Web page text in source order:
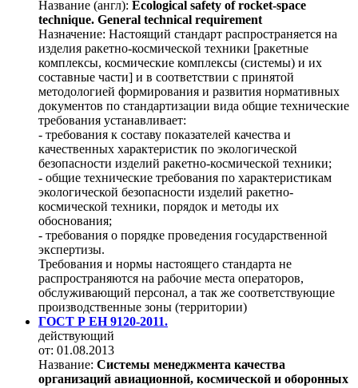
Название (англ): Ecological safety of rocket-space
technique. General technical requirement
Назначение: Настоящий стандарт распространяется на
изделия ракетно-космической техники [ракетные
комплексы, космические комплексы (системы) и их
составные части] и в соответствии с принятой
методологией формирования и развития нормативных
документов по стандартизации вида общие технические
требования устанавливает:
- требования к составу показателей качества и
качественных характеристик по экологической
безопасности изделий ракетно-космической техники;
- общие технические требования по характеристикам
экологической безопасности изделий ракетно-
космической техники, порядок и методы их
обоснования;
- требования о порядке проведения государственной
экспертизы.
Требования и нормы настоящего стандарта не
распространяются на рабочие места операторов,
обслуживающий персонал, а так же соответствующие
производственные зоны (территории)
ГОСТ Р ЕН 9120-2011.
действующий
от: 01.08.2013
Название: Системы менеджмента качества
организаций авиационной, космической и оборонных